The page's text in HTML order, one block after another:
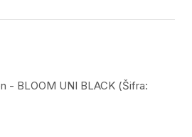
- BLOOM UNI BLACK (Šifra: